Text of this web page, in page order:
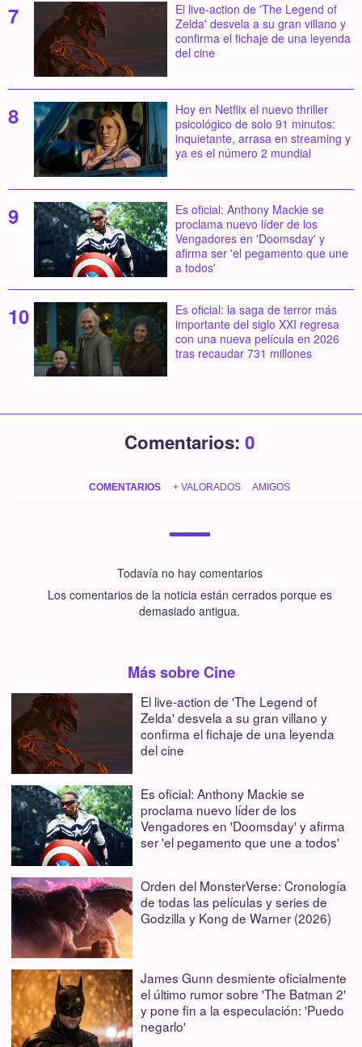
El live-action de 'The Legend of
Zelda' desvela a su gran villano y
confirma el fichaje de una leyenda
del cine
Hoy en Netflix el nuevo thriller
psicológico de solo 91 minutos:
inquietante, arrasa en streaming y
ya es el número 2 mundial
Es oficial: Anthony Mackie se
proclama nuevo líder de los
Vengadores en 'Doomsday' y
afirma ser 'el pegamento que une
a todos'
Es oficial: la saga de terror más
importante del siglo XXI regresa
con una nueva película en 2026
tras recaudar 731 millones
Comentarios: 0
COMENTARIOS + VALORADOS AMIGOS
Todavía no hay comentarios
Los comentarios de la noticia están cerrados porque es
demasiado antigua.
Más sobre Cine
El live-action de 'The Legend of
Zelda' desvela a su gran villano y
confirma el fichaje de una leyenda
del cine
Es oficial: Anthony Mackie se
proclama nuevo líder de los
Vengadores en 'Doomsday' y afirma
ser 'el pegamento que une a todos'
Orden del MonsterVerse: Cronología
de todas las películas y series de
Godzilla y Kong de Warner (2026)
James Gunn desmiente oficialmente
el último rumor sobre 'The Batman 2'
y pone fin a la especulación: 'Puedo
negarlo'